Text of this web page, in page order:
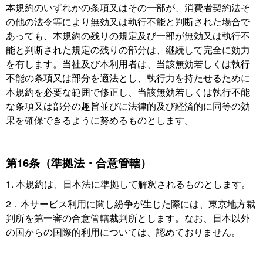
本規約のいずれかの条項又はその一部が、消費者契約法そ
の他の法令等により無効又は執行不能と判断された場合で
あっても、本規約の残りの規定及び一部が無効又は執行不
能と判断された規定の残りの部分は、継続して完全に効力
を有します。当社及び本利用者は、当該無効若しくは執行
不能の条項又は部分を適法とし、執行力を持たせるために
本規約を必要な範囲で修正し、当該無効若しくは執行不能
な条項又は部分の趣旨並びに法律的及び経済的に同等の効
果を確保できるように努めるものとします。
第16条（準拠法・合意管轄）
1. 本規約は、日本法に準拠して解釈されるものとします。
2．本サービス利用に関し紛争が生じた際には、東京地方裁
判所を第一審の合意管轄裁判所とします。なお、日本以外
の国からの国際的利用については、認めておりません。